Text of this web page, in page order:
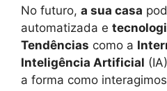
No futuro, a sua casa
automatizada e
Tendências como a
Inteligência Artificial
a forma como